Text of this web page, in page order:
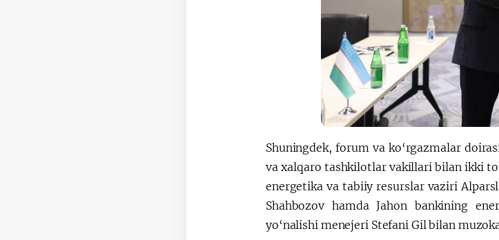
Shuningdek, forum va ko‘rgazmalar
va xalqaro tashkilotlar vakillari bilan ikki
energetika va tabiiy resurslar vaziri
Shahbozov hamda Jahon bankining
yo‘nalishi menejeri Stefani Gil bilan